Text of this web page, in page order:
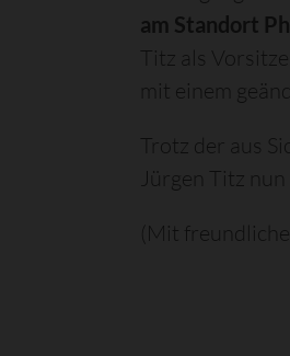
am Standort
Titz als
mit einem
Trotz der aus
Jürgen Titz
(Mit